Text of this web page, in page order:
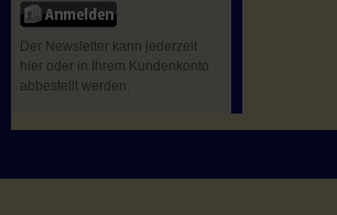
Der Newsletter kann jederzeit
hier oder in Ihrem Kundenkonto
abbestellt werden.